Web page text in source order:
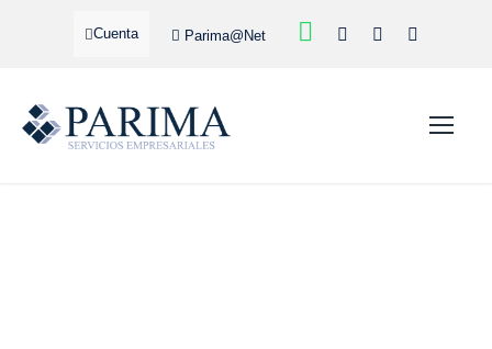
Cuenta Parima@Net